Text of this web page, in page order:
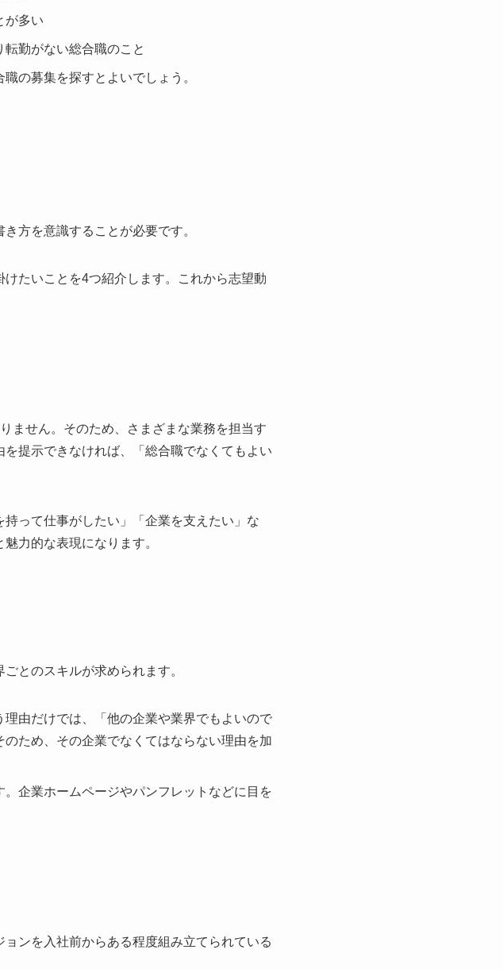
が多い
勤がない総合職のこと
の募集を探すとよいでしょう。
方を意識することが必要です。
たいことを4つ紹介します。これから志望動
ません。そのため、さまざまな業務を担当す
提示できなければ、「総合職でなくてもよい
って仕事がしたい」「企業を支えたい」な
力的な表現になります。
とのスキルが求められます。
由だけでは、「他の企業や業界でもよいので
ため、その企業でなくてはならない理由を加
企業ホームページやパンフレットなどに目を
ンを入社前からある程度組み立てられている